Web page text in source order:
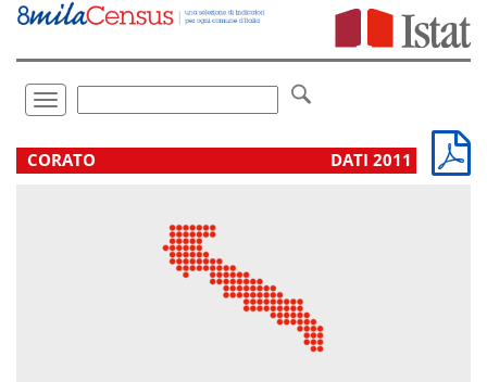
Vai
direttamente
Toggle
navigation
.
CORATO DATI 2011